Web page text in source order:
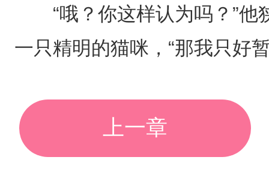
“哦？你这样认为吗？”他
一只精明的猫咪，“那我只好
上一章